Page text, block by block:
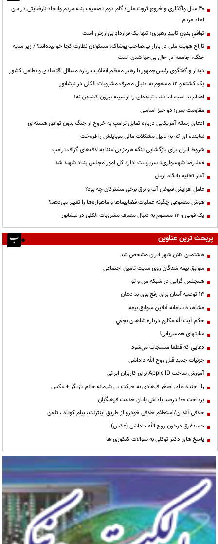
۳۰ سال واگذاری و خروج ثروت ملی؛ گام دوم تضعیف بنیه مردم وایجاد نارضایتی در بین
احاد مردم
توافقِ بدونِ تاییدِ رهبری؛ تنها یک قراردادِ بی‌ارزش است
تاراج هویت ملی در بازار بی‌صاحب پوشاک؛ مسئولان نظارت کجا خوابیده‌اند؟ / زیر سایه
جنگ، جامعه در حال بی‌حیا شدن است
دیدار و گفتگوی رئیس‌جمهور با رهبر معظم انقلاب درباره مسائل اقتصادی و نظامی کشور
یک کشته و ۱۲ مسموم به دنبال مصرف مشروبات الکلی در نیشابور
اعدام بد است اما قلب تپنده‌ای را از سینه بیرون کشیدن نه!
مقاومت یمن؛ دو خیز اساسی
ادعای رسانه آمریکایی درباره تمایل ترامپ به خروج از جنگ بدون توافق هسته‌ای
نماینده ای که به دلیل مشکلات مالی موبایلش را فروخت
شروط ایران برای بازگشایی تنگه هرمز بی‌اعتنا به لاف‌های گزاف ترامپ
«علیرضا شهسواری» سرپرست اداره کل امور مجلس بنیاد شهید شد
آغاز تخلیه پایگاه اربیل
عامل افزایش قبوض آب و برق برخی مشترکان چه بود؟
هوش مصنوعی چگونه عملیات فضاپیماها و ماهواره‌ها را تغییر می‌دهد؟
یک فوتی و ۱۲ مسموم به دنبال مصرف مشروبات الکلی در نیشابور
پربحث ترین عناوین
هشتمین کلان شهر ایران مشخص شد
سوابق بیمه شدگان روی سایت تامین اجتماعی
همجنس گرایی در شبکه من و تو
13 توصیه آسان برای رفع بوی بد دهان
مشاهده سامانه آنلاين سوابق بیمه
حكم آيت‌الله مكارم درباره شاهين نجفي
سایتهای همسریابی!
دعايي كه قطعا مستجاب مي‌شود
جزئیات جدید قتل روح الله داداشی
آموزش ساخت Apple ID برای کاربران ایرانی
راز خنده های اصغر فرهادی به حرکت بی شرمانه خانم بازیگر + عکس
پرداخت ۱۰۰ درصد پاداش پایان خدمت فرهنگیان
خلافی آنلاین/استعلام خلافی خودرو از طریق اینترنت، پیام کوتاه ، تلفن
جسدغرق درخون روح الله داداشی (عکس)
پاسخ های دکتر توکلی به سوالات کنکوری ها